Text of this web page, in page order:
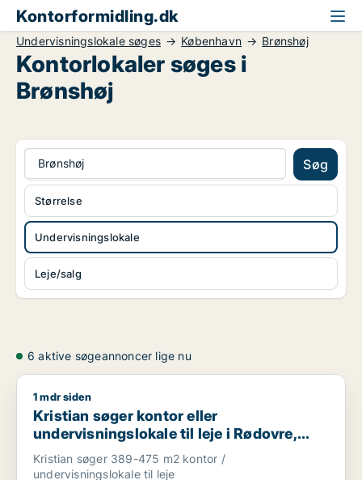
Kontorformidling.dk
Undervisningslokale søges København Brønshøj
Kontorlokaler søges i
Brønshøj
Brønshøj Søg
Undervisningslokale
Leje/salg
Størrelse
6 aktive søgeannoncer lige nu
Kristian søger kontor eller undervisningslokale til leje i
1 mdr siden
Kristian søger kontor eller
undervisningslokale til leje i Rødovre,
Brønshøj eller Herlev m.fl.
Kristian søger 389-475 m2 kontor /
undervisningslokale til leje